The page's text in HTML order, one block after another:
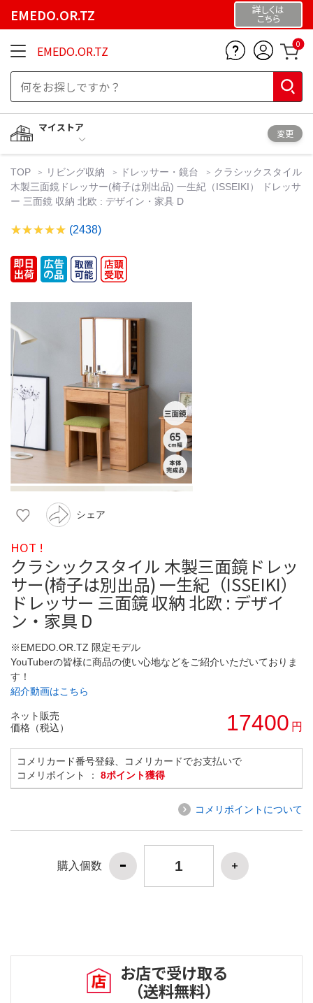
EMEDO.OR.TZ 詳しくは
こちら
EMEDO.OR.TZ 0
マイストア
変更
TOP リビング収納 ドレッサー・鏡台
クラシックスタイル
木製三面鏡ドレッサー(椅子は別出品) 一生紀（ISSEIKI） ドレッサ
ー 三面鏡 収納 北欧 : デザイン・家具 D
(2438)
シェア
HOT !
クラシックスタイル 木製三面鏡ドレッ
サー(椅子は別出品) 一生紀（ISSEIKI）
ドレッサー 三面鏡 収納 北欧 : デザイ
ン・家具 D
※EMEDO.OR.TZ 限定モデル
YouTuberの皆様に商品の使い心地などをご紹介いただいておりま
す！
紹介動画はこちら
ネット販売
価格（税込）
17400 円
コメリカード番号登録、コメリカードでお支払いで
コメリポイント ： 8ポイント獲得
コメリポイントについて
購入個数
お店で受け取る
（送料無料）